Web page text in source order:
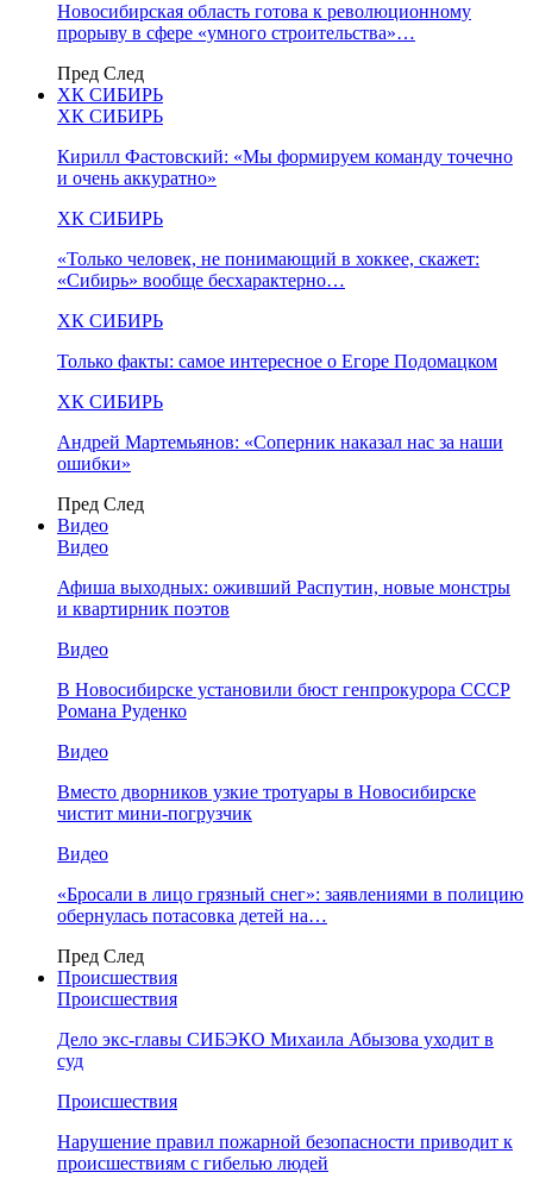
Новосибирская область готова к революционному
прорыву в сфере «умного строительства»…
Пред След
ХК СИБИРЬ
ХК СИБИРЬ
Кирилл Фастовский: «Мы формируем команду точечно
и очень аккуратно»
ХК СИБИРЬ
«Только человек, не понимающий в хоккее, скажет:
«Сибирь» вообще бесхарактерно…
ХК СИБИРЬ
Только факты: самое интересное о Егоре Подомацком
ХК СИБИРЬ
Андрей Мартемьянов: «Соперник наказал нас за наши
ошибки»
Пред След
Видео
Видео
Афиша выходных: оживший Распутин, новые монстры
и квартирник поэтов
Видео
В Новосибирске установили бюст генпрокурора СССР
Романа Руденко
Видео
Вместо дворников узкие тротуары в Новосибирске
чистит мини-погрузчик
Видео
«Бросали в лицо грязный снег»: заявлениями в полицию
обернулась потасовка детей на…
Пред След
Происшествия
Происшествия
Дело экс-главы СИБЭКО Михаила Абызова уходит в
суд
Происшествия
Нарушение правил пожарной безопасности приводит к
происшествиям с гибелью людей